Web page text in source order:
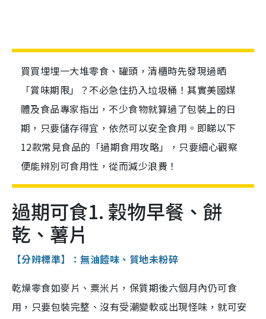
買買埋埋一大堆零食、罐頭，清櫃時先發現過晒
「賞味期限」？不必急住扔入垃圾桶！其實美國媒
體及食品專家指出，不少食物就算過了包裝上的日
期，只要儲存得宜，依然可以安全食用。即睇以下
12款常見食品的「過期食用攻略」，只要細心觀察
便能辨別可食用性，從而減少浪費！
過期可食1. 穀物早餐、餅
乾、薯片
【分辨標準】：無油饐味、質地未粉碎
乾燥零食如麥片、粟米片，保質期後六個月內仍可食
用，只要包裝完整、沒有受潮變軟或出現怪味，就可安